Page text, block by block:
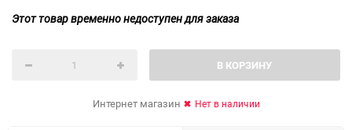
Этот товар временно недоступен для заказа
В КОРЗИНУ
Интернет магазин Нет в наличии